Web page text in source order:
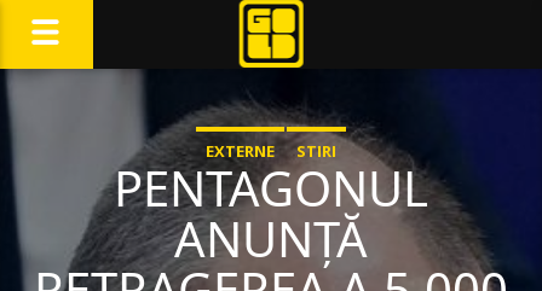
EXTERNE STIRI
PENTAGONUL
ANUNȚĂ